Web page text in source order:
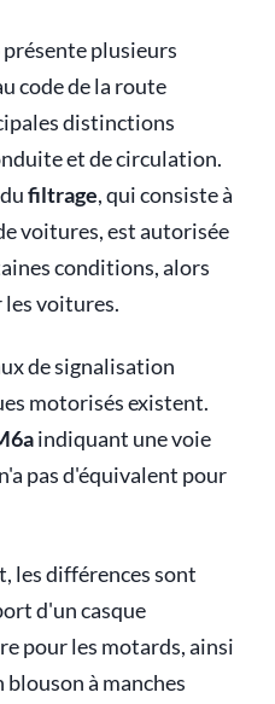
plusieurs
code de la route
distinctions
et de circulation.
filtrage, qui consiste à
voitures, est autorisée
conditions, alors
voitures.
de signalisation
motorisés existent.
indiquant une voie
pas d'équivalent pour
les différences sont
d'un casque
pour les motards, ainsi
à manches